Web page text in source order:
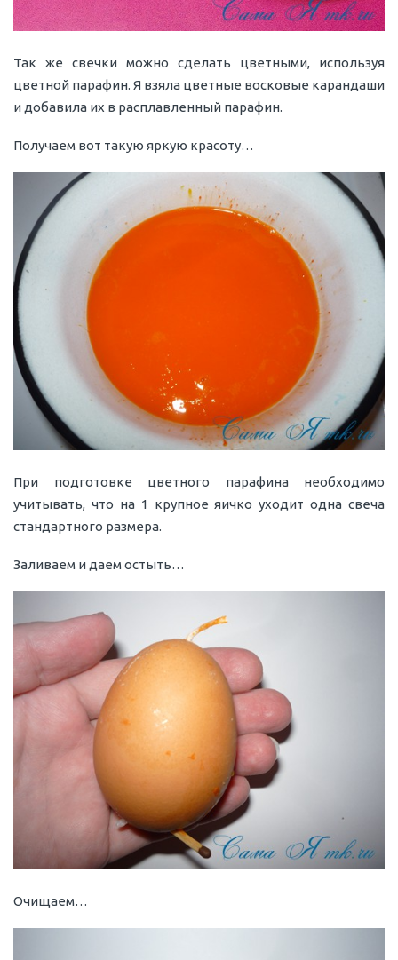
Так же свечки можно сделать цветными, используя
цветной парафин. Я взяла цветные восковые карандаши
и добавила их в расплавленный парафин.
Получаем вот такую яркую красоту…
При подготовке цветного парафина необходимо
учитывать, что на 1 крупное яичко уходит одна свеча
стандартного размера.
Заливаем и даем остыть…
Очищаем…